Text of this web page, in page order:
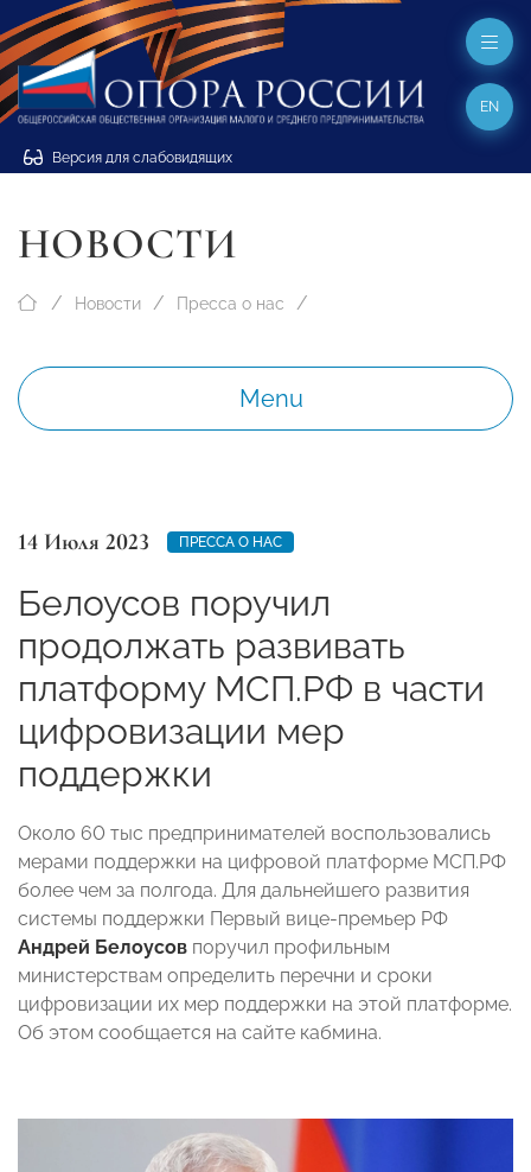
Версия для слабовидящих
EN
НОВОСТИ
Новости Пресса о нас
Menu
14 Июля 2023 ПРЕССА О НАС
Белоусов поручил
продолжать развивать
платформу МСП.РФ в части
цифровизации мер
поддержки
Около 60 тыс предпринимателей воспользовались
мерами поддержки на цифровой платформе МСП.РФ
более чем за полгода. Для дальнейшего развития
системы поддержки Первый вице-премьер РФ
Андрей Белоусов поручил профильным
министерствам определить перечни и сроки
цифровизации их мер поддержки на этой платформе.
Об этом сообщается на сайте кабмина.